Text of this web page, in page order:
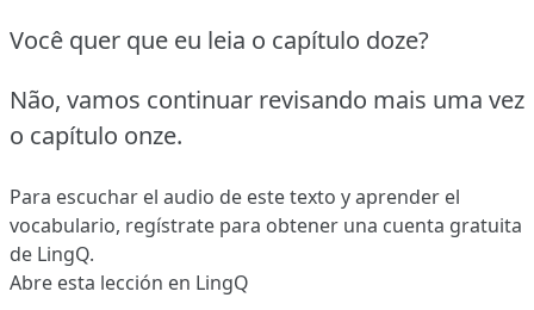
Você quer que eu leia o capítulo doze?
Não, vamos continuar revisando mais uma vez
o capítulo onze.
Para escuchar el audio de este texto y aprender el
vocabulario, regístrate para obtener una cuenta gratuita
de LingQ.
Abre esta lección en LingQ